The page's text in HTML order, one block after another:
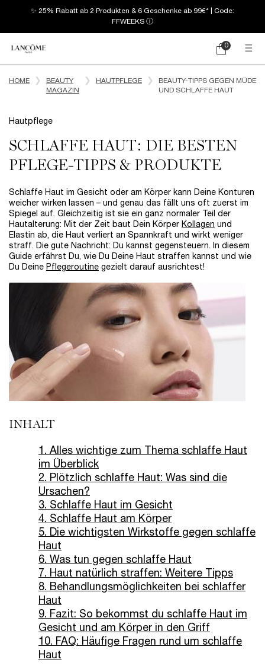
✨ 25% Rabatt ab 2 Produkten & 6 Geschenke ab 99€* | Code:
FFWEEKS ⓘ
Mein
0
0 produkt
HOME
BEAUTY
MAGAZIN
HAUTPFLEGE
BEAUTY-TIPPS GEGEN MÜDE
UND SCHLAFFE HAUT
Hautpflege
SCHLAFFE HAUT: DIE BESTEN
PFLEGE-TIPPS & PRODUKTE
Schlaffe Haut im Gesicht oder am Körper kann Deine Konturen
weicher wirken lassen – und genau das fällt uns oft zuerst im
Spiegel auf. Gleichzeitig ist sie ein ganz normaler Teil der
Hautalterung: Mit der Zeit baut Dein Körper Kollagen und
Elastin ab, die Haut verliert an Spannkraft und wirkt weniger
straff. Die gute Nachricht: Du kannst gegensteuern. In diesem
Guide erfährst Du, wie Du Deine Haut straffen kannst und wie
Du Deine Pflegeroutine gezielt darauf ausrichtest!
INHALT
1. Alles wichtige zum Thema schlaffe Haut
im Überblick
2. Plötzlich schlaffe Haut: Was sind die
Ursachen?
3. Schlaffe Haut im Gesicht
4. Schlaffe Haut am Körper
5. Die wichtigsten Wirkstoffe gegen schlaffe
Haut
6. Was tun gegen schlaffe Haut
7. Haut natürlich straffen: Weitere Tipps
8. Behandlungsmöglichkeiten bei schlaffer
Haut
9. Fazit: So bekommst du schlaffe Haut im
Gesicht und am Körper in den Griff
10. FAQ: Häufige Fragen rund um schlaffe
Haut